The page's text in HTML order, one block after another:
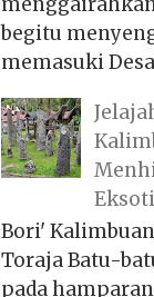
begitu
memasuki
Bori'
Toraja Batu-
pada